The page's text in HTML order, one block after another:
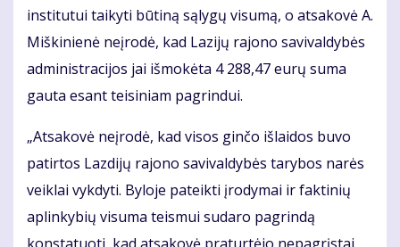
institutui taikyti būtiną sąlygų visumą, o atsakovė A.
Miškinienė neįrodė, kad Lazijų rajono savivaldybės
administracijos jai išmokėta 4 288,47 eurų suma
gauta esant teisiniam pagrindui.
„Atsakovė neįrodė, kad visos ginčo išlaidos buvo
patirtos Lazdijų rajono savivaldybės tarybos narės
veiklai vykdyti. Byloje pateikti įrodymai ir faktinių
aplinkybių visuma teismui sudaro pagrindą